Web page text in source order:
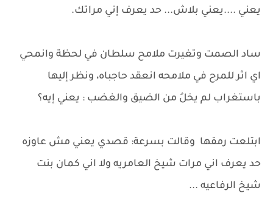
يعني ....يعني بلاش... حد يعرف إني مراتك.
ساد الصمت وتغيرت ملامح سلطان في لحظة وانمحي
اي اثر للمرح في ملامحه انعقد حاجباه، ونظر إليها
باستغراب لم يخلُ من الضيق والغضب : يعني إيه؟
ابتلعت رمقها وقالت بسرعة: قصدي يعني مش عاوزه
حد يعرف اني مرات شيخ العامريه ولا اني كمان بنت
شيخ الرفاعيه ...